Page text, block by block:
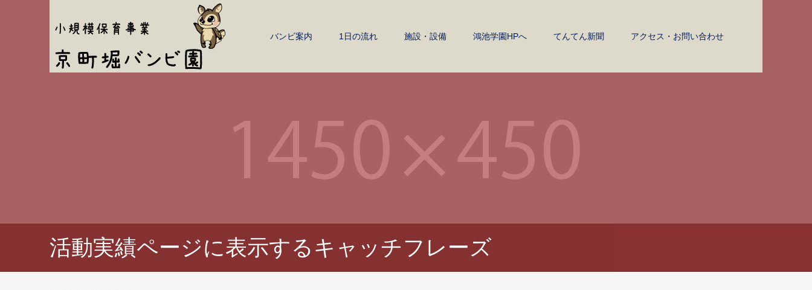
バンビ案内 1日の流れ 施設・設備 鴻池学園HPへ てんてん新聞 アクセス・お問い合わせ
活動実績ページに表示するキャッチフレーズ